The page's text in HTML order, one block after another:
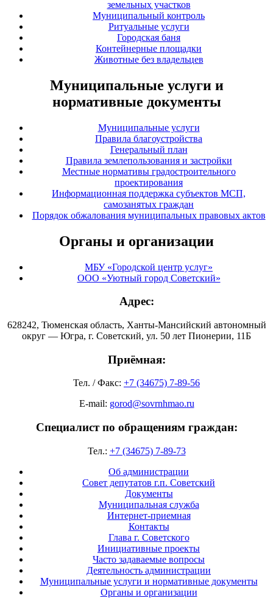
земельных участков
Муниципальный контроль
Ритуальные услуги
Городская баня
Контейнерные площадки
Животные без владельцев
Муниципальные услуги и
нормативные документы
Муниципальные услуги
Правила благоустройства
Генеральный план
Правила землепользования и застройки
Местные нормативы градостроительного
проектирования
Информационная поддержка субъектов МСП,
самозанятых граждан
Порядок обжалования муниципальных правовых актов
Органы и организации
МБУ «Городской центр услуг»
ООО «Уютный город Советский»
Адрес:
628242, Тюменская область, Ханты-Мансийский автономный
округ — Югра, г. Советский, ул. 50 лет Пионерии, 11Б
Приёмная:
Тел. / Факс: +7 (34675) 7-89-56
E-mail: gorod@sovrnhmao.ru
Специалист по обращениям граждан:
Тел.: +7 (34675) 7-89-73
Об администрации
Совет депутатов г.п. Советский
Документы
Муниципальная служба
Интернет-приемная
Контакты
Глава г. Советского
Инициативные проекты
Часто задаваемые вопросы
Деятельность администрации
Муниципальные услуги и нормативные документы
Органы и организации